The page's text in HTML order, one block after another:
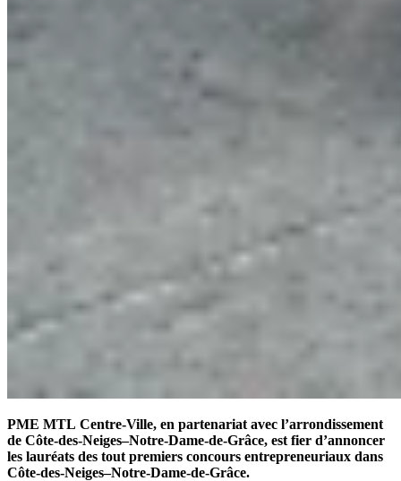
PME MTL Centre-Ville, en partenariat avec l’arrondissement
de Côte-des-Neiges–Notre-Dame-de-Grâce, est fier d’annoncer
les lauréats des tout premiers concours entrepreneuriaux dans
Côte-des-Neiges–Notre-Dame-de-Grâce.